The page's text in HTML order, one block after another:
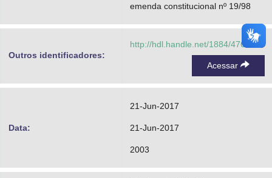
emenda constitucional nº 19/98
Outros identificadores:
http://hdl.handle.net/1884/47671
Acessar
Data:
21-Jun-2017
21-Jun-2017
2003